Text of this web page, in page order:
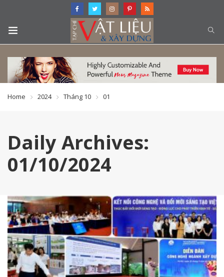
Home 2024 Tháng 10 01
Daily Archives:
01/10/2024